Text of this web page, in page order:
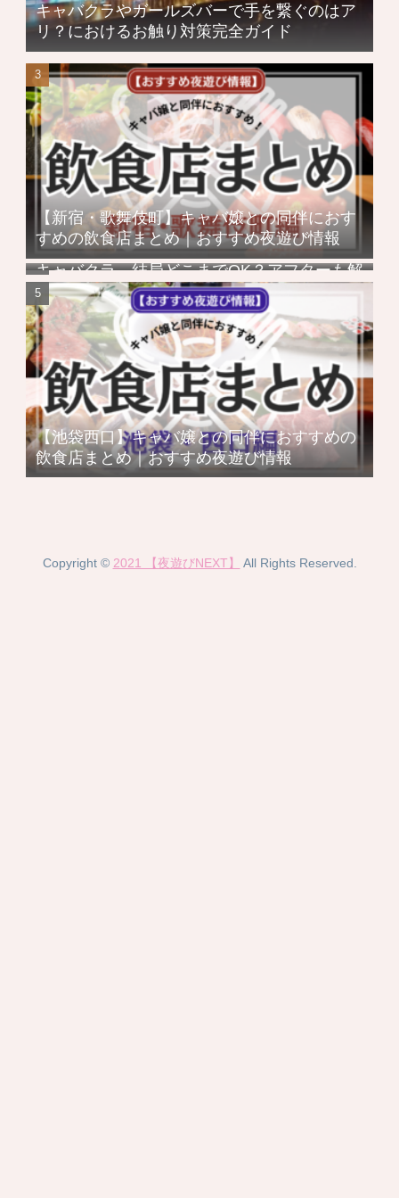
キャバクラやガールズバーで手を繋ぐのはア
リ？におけるお触り対策完全ガイド
【新宿・歌舞伎町】キャバ嬢との同伴におす
すめの飲食店まとめ｜おすすめ夜遊び情報
キャバクラ、結局どこまでOK？アフターも解
説！
【池袋西口】キャバ嬢との同伴におすすめの
飲食店まとめ｜おすすめ夜遊び情報
Copyright © 2021 【夜遊びNEXT】 All Rights Reserved.